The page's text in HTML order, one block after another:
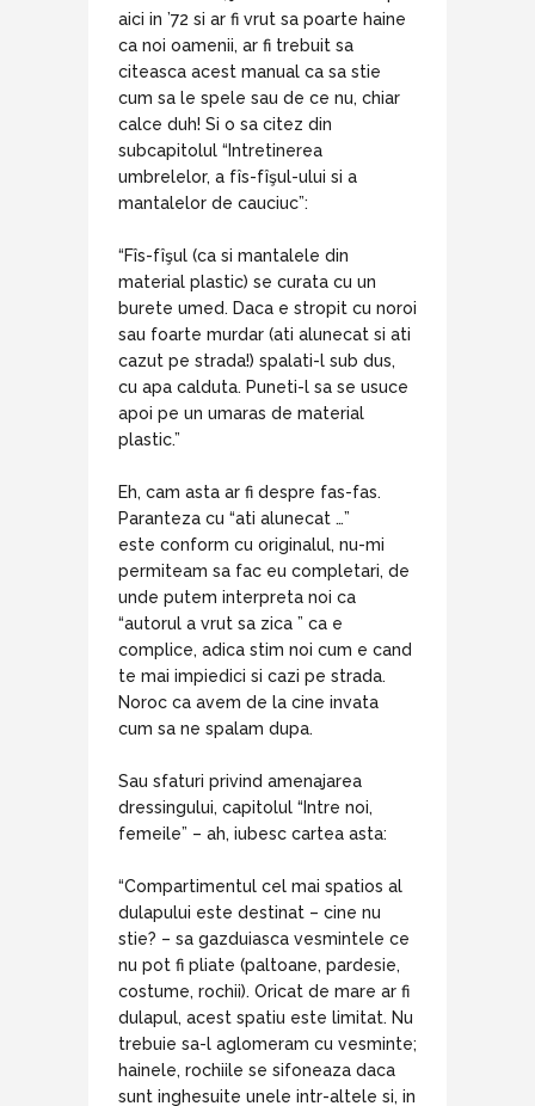
aici in ’72 si ar fi vrut sa poarte haine
ca noi oamenii, ar fi trebuit sa
citeasca acest manual ca sa stie
cum sa le spele sau de ce nu, chiar
calce duh! Si o sa citez din
subcapitolul “Intretinerea
umbrelelor, a fîs-fîşul-ului si a
mantalelor de cauciuc”:
“Fîs-fîşul (ca si mantalele din
material plastic) se curata cu un
burete umed. Daca e stropit cu noroi
sau foarte murdar (ati alunecat si ati
cazut pe strada!) spalati-l sub dus,
cu apa calduta. Puneti-l sa se usuce
apoi pe un umaras de material
plastic.”
Eh, cam asta ar fi despre fas-fas.
Paranteza cu “ati alunecat …”
este conform cu originalul, nu-mi
permiteam sa fac eu completari, de
unde putem interpreta noi ca
“autorul a vrut sa zica ” ca e
complice, adica stim noi cum e cand
te mai impiedici si cazi pe strada.
Noroc ca avem de la cine invata
cum sa ne spalam dupa.
Sau sfaturi privind amenajarea
dressingului, capitolul “Intre noi,
femeile” – ah, iubesc cartea asta:
“Compartimentul cel mai spatios al
dulapului este destinat – cine nu
stie? – sa gazduiasca vesmintele ce
nu pot fi pliate (paltoane, pardesie,
costume, rochii). Oricat de mare ar fi
dulapul, acest spatiu este limitat. Nu
trebuie sa-l aglomeram cu vesminte;
hainele, rochiile se sifoneaza daca
sunt inghesuite unele intr-altele si, in